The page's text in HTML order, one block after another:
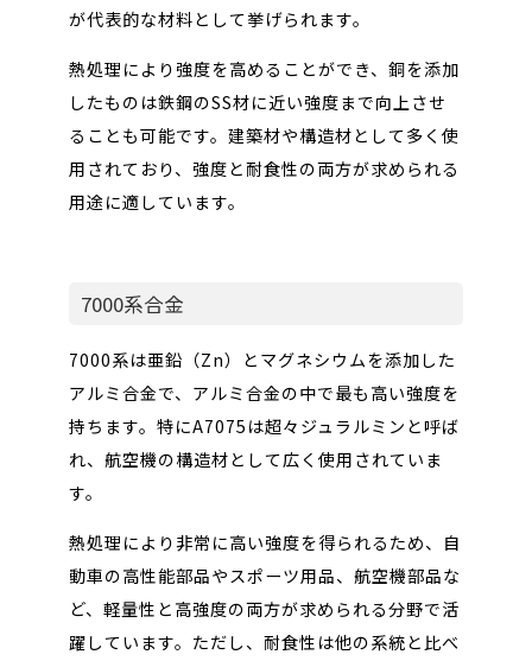
が代表的な材料として挙げられます。
熱処理により強度を高めることができ、銅を添加
したものは鉄鋼のSS材に近い強度まで向上させ
ることも可能です。建築材や構造材として多く使
用されており、強度と耐食性の両方が求められる
用途に適しています。
7000系合金
7000系は亜鉛（Zn）とマグネシウムを添加した
アルミ合金で、アルミ合金の中で最も高い強度を
持ちます。特にA7075は超々ジュラルミンと呼ば
れ、航空機の構造材として広く使用されていま
す。
熱処理により非常に高い強度を得られるため、自
動車の高性能部品やスポーツ用品、航空機部品な
ど、軽量性と高強度の両方が求められる分野で活
躍しています。ただし、耐食性は他の系統と比べ